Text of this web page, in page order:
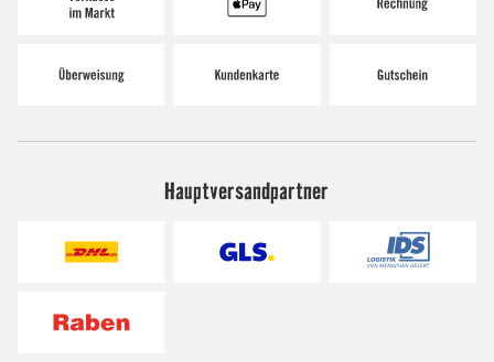
Hauptversandpartner